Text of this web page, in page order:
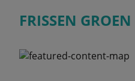
FRISSEN